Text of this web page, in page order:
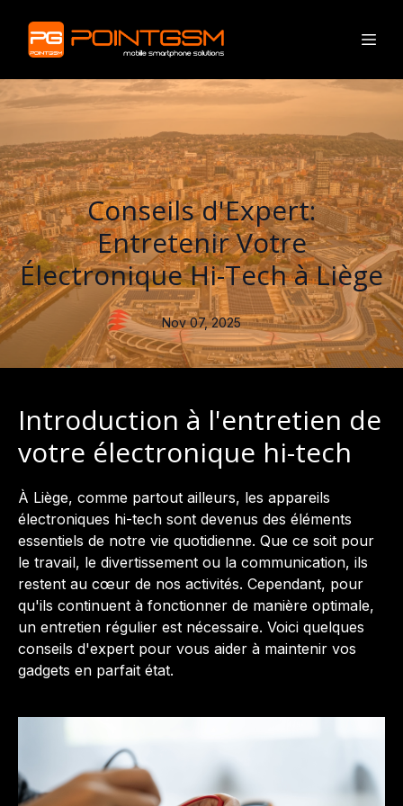
Conseils d'Expert:
Entretenir Votre
Électronique Hi-Tech à Liège
Nov 07, 2025
Introduction à l'entretien de
votre électronique hi-tech
À Liège, comme partout ailleurs, les appareils
électroniques hi-tech sont devenus des éléments
essentiels de notre vie quotidienne. Que ce soit pour
le travail, le divertissement ou la communication, ils
restent au cœur de nos activités. Cependant, pour
qu'ils continuent à fonctionner de manière optimale,
un entretien régulier est nécessaire. Voici quelques
conseils d'expert pour vous aider à maintenir vos
gadgets en parfait état.